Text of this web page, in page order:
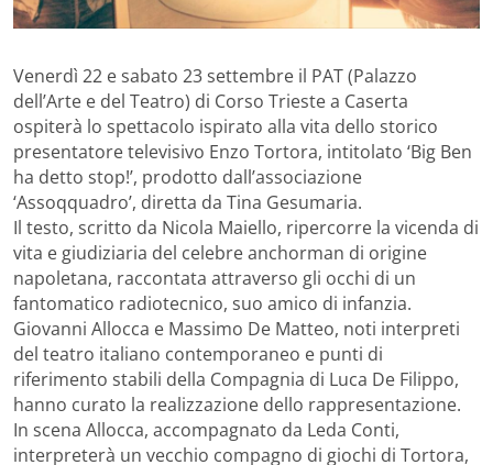
Venerdì 22 e sabato 23 settembre il PAT (Palazzo
dell’Arte e del Teatro) di Corso Trieste a Caserta
ospiterà lo spettacolo ispirato alla vita dello storico
presentatore televisivo Enzo Tortora, intitolato ‘Big Ben
ha detto stop!’, prodotto dall’associazione
‘Assoqquadro’, diretta da Tina Gesumaria.
Il testo, scritto da Nicola Maiello, ripercorre la vicenda di
vita e giudiziaria del celebre anchorman di origine
napoletana, raccontata attraverso gli occhi di un
fantomatico radiotecnico, suo amico di infanzia.
Giovanni Allocca e Massimo De Matteo, noti interpreti
del teatro italiano contemporaneo e punti di
riferimento stabili della Compagnia di Luca De Filippo,
hanno curato la realizzazione dello rappresentazione.
In scena Allocca, accompagnato da Leda Conti,
interpreterà un vecchio compagno di giochi di Tortora,